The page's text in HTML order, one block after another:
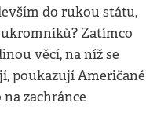
do rukou státu,
Zatímco
věcí, na níž se
poukazují Američané
zachránce